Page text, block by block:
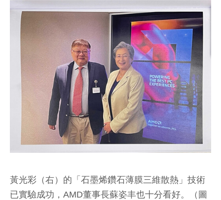
黃光彩（右）的「石墨烯鑽石薄膜三維散熱」技術
已實驗成功，AMD董事長蘇姿丰也十分看好。（圖